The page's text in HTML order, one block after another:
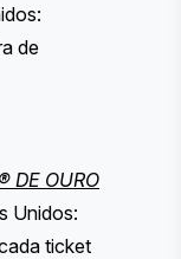
de
DE OURO
Unidos:
ticket